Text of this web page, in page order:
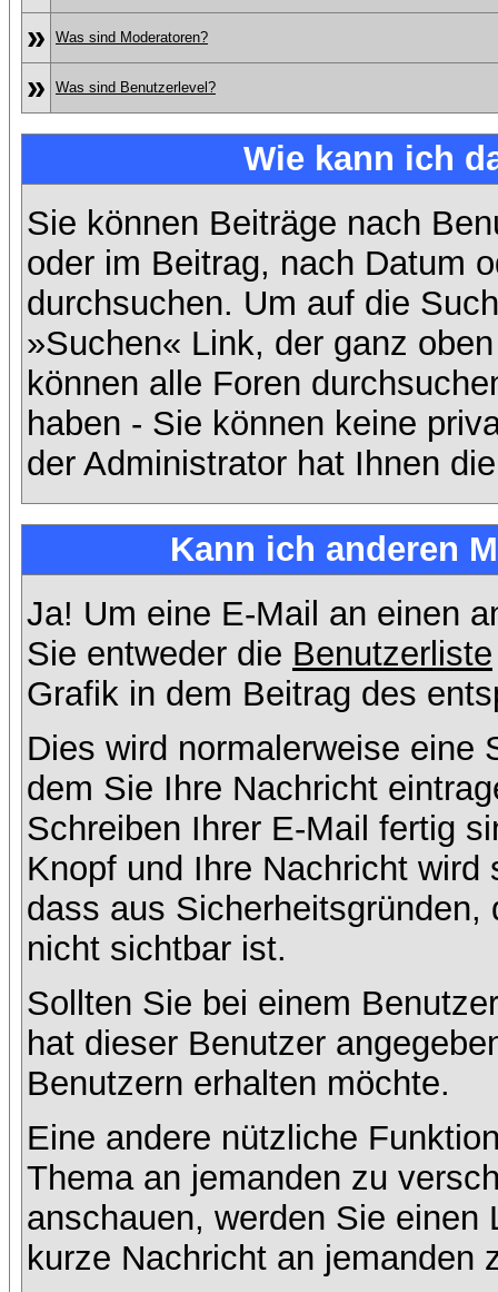
» Was sind Moderatoren?
» Was sind Benutzerlevel?
Wie kann ich
Sie können Beiträge nach
oder im Beitrag, nach Datum
durchsuchen. Um auf die
»Suchen« Link, der ganz
können alle Foren
haben - Sie können keine
der Administrator hat Ihnen
Kann ich anderen
Ja! Um eine E-Mail an einen
Sie entweder die Benutzerliste
Grafik in dem Beitrag des
Dies wird normalerweise eine
dem Sie Ihre Nachricht
Schreiben Ihrer E-Mail fertig
Knopf und Ihre Nachricht
dass aus
nicht sichtbar ist.
Sollten Sie bei einem
hat dieser Benutzer
Benutzern erhalten möchte.
Eine andere nützliche
Thema an jemanden zu
anschauen, werden Sie
kurze Nachricht an jemanden